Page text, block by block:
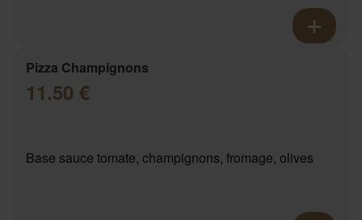
Pizza Champignons
11.50 €
Base sauce tomate, champignons, fromage, olives